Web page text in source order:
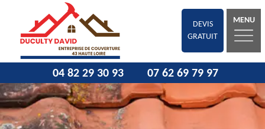
DEVIS
GRATUIT
MENU
04 82 29 30 93 07 62 69 79 97